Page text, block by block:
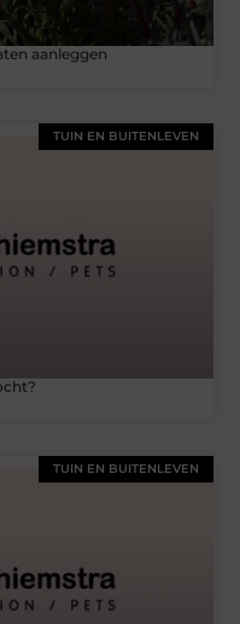
aanleggen
TUIN EN BUITENLEVEN
TUIN EN BUITENLEVEN